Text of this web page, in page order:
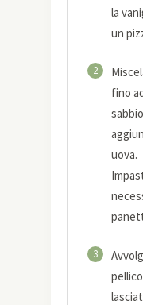
la
un
2
fino
uova.
3